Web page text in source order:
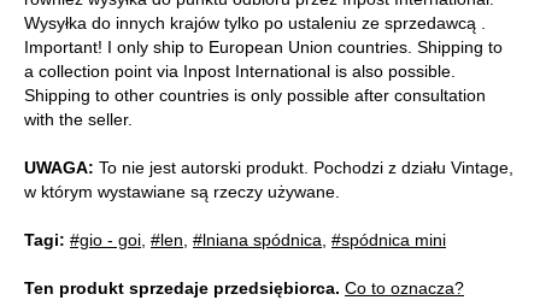
Wysyłka do innych krajów tylko po ustaleniu ze sprzedawcą .
Important! I only ship to European Union countries. Shipping to
a collection point via Inpost International is also possible.
Shipping to other countries is only possible after consultation
with the seller.
UWAGA: To nie jest autorski produkt. Pochodzi z działu Vintage,
w którym wystawiane są rzeczy używane.
Tagi: #gio - goi #len #lniana spódnica #spódnica mini
Ten produkt sprzedaje przedsiębiorca. Co to oznacza?